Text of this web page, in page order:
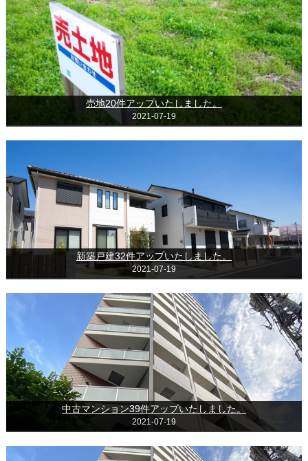
売地20件アップいたしました。
2021-07-19
新築戸建32件アップいたしました。
2021-07-19
中古マンション39件アップいたしました。
2021-07-19